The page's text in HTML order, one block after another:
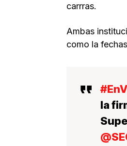
carrras.
Ambas
como la
la